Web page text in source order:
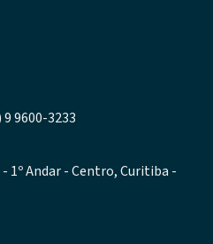
9600-3233
- 1º Andar - Centro, Curitiba -